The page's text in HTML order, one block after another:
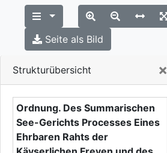
Strukturübersicht ×
Ordnung. Des Summarischen
See-Gerichts Processes Eines
Ehrbaren Rahts der
Seite als Bild